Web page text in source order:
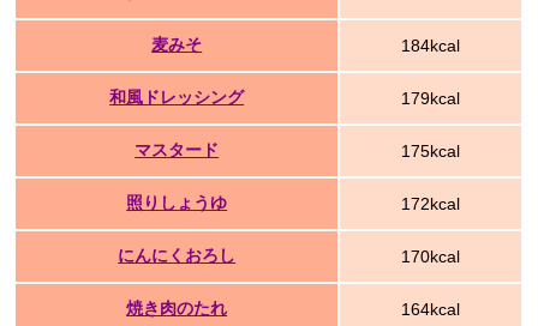
麦みそ 184kcal
和風ドレッシング 179kcal
マスタード 175kcal
照りしょうゆ 172kcal
にんにくおろし 170kcal
焼き肉のたれ 164kcal